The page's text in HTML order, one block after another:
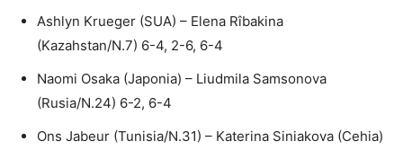
Ashlyn Krueger (SUA) – Elena Rîbakina
(Kazahstan/N.7) 6-4, 2-6, 6-4
Naomi Osaka (Japonia) – Liudmila Samsonova
(Rusia/N.24) 6-2, 6-4
Ons Jabeur (Tunisia/N.31) – Katerina Siniakova (Cehia)